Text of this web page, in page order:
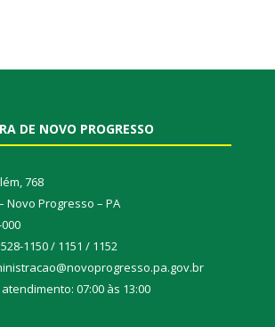
DE NOVO PROGRESSO
768
Novo Progresso – PA
1150 / 1151 / 1152
07:00 às 13:00